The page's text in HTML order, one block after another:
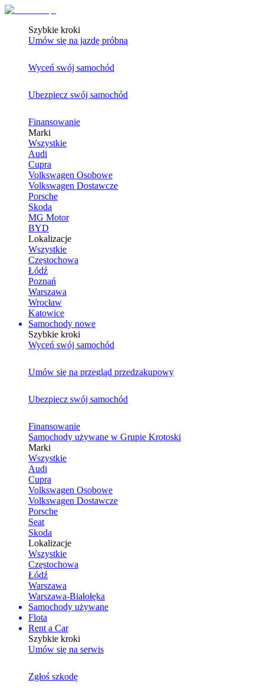
Szybkie kroki
Umów się na jazdę próbną
Wyceń swój samochód
Ubezpiecz swój samochód
Finansowanie
Marki
Wszystkie
Audi
Cupra
Volkswagen Osobowe
Volkswagen Dostawcze
Porsche
Skoda
MG Motor
BYD
Lokalizacje
Wszystkie
Częstochowa
Łódź
Poznań
Warszawa
Wrocław
Katowice
Samochody nowe
Szybkie kroki
Wyceń swój samochód
Umów się na przegląd przedzakupowy
Ubezpiecz swój samochód
Finansowanie
Samochody używane w Grupie Krotoski
Marki
Wszystkie
Audi
Cupra
Volkswagen Osobowe
Volkswagen Dostawcze
Porsche
Seat
Skoda
Lokalizacje
Wszystkie
Częstochowa
Łódź
Warszawa
Warszawa-Białołęka
Samochody używane
Flota
Rent a Car
Szybkie kroki
Umów się na serwis
Zgłoś szkodę